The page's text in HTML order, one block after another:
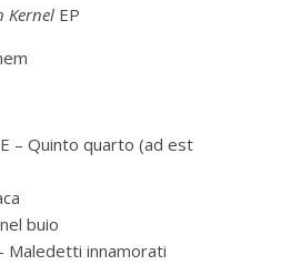
Kernel EP
– Quinto quarto (ad est
buio
Maledetti innamorati